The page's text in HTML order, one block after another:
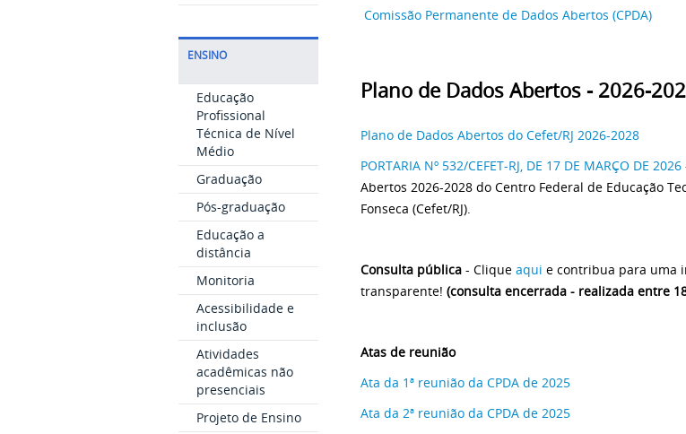
ENSINO
Educação
Profissional
Técnica de Nível
Médio
Graduação
Pós-graduação
Educação a
distância
Monitoria
Acessibilidade e
inclusão
Atividades
acadêmicas não
presenciais
Projeto de Ensino
Comissão Permanente de Dados Abertos (CPDA)
Plano de Dados Abertos - 2026-
Plano de Dados Abertos do Cefet/RJ 2026-2028
PORTARIA Nº 532/CEFET-RJ, DE 17 DE MARÇO DE 2026
Abertos 2026-2028 do Centro Federal de Educação
Fonseca (Cefet/RJ).
Consulta pública - Clique aqui e contribua para uma
transparente! (consulta encerrada - realizada entre
Atas de reunião
Ata da 1ª reunião da CPDA de 2025
Ata da 2ª reunião da CPDA de 2025